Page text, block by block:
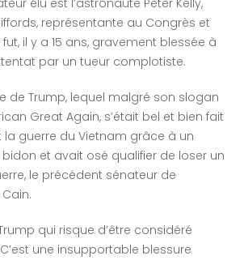
élu est l’astronaute Peter Kelly,
représentante au Congrès et
fut, il y a 15 ans, gravement blessée à
par un tueur complotiste.
de Trump, lequel malgré son slogan
Great Again, s’était bel et bien fait
guerre du Vietnam grâce à un
et avait osé qualifier de loser un
le précédent sénateur de
qui risque d’être considéré
une insupportable blessure